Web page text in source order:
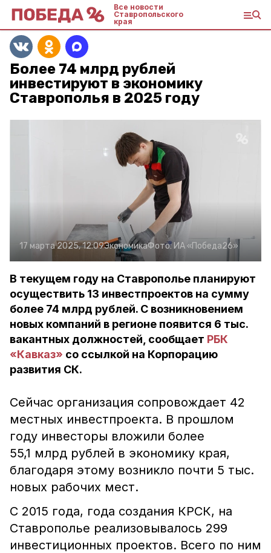
Все новости
Ставропольского
края
Более 74 млрд рублей
инвестируют в экономику
Ставрополья в 2025 году
17 марта 2025, 12:09ЭкономикаФото: ИА «Победа26»
В текущем году на Ставрополье планируют
осуществить 13 инвестпроектов на сумму
более 74 млрд рублей. С возникновением
новых компаний в регионе появится 6 тыс.
вакантных должностей, сообщает РБК
«Кавказ» со ссылкой на Корпорацию
развития СК.
Сейчас организация сопровождает 42
местных инвестпроекта. В прошлом
году инвесторы вложили более
55,1 млрд рублей в экономику края,
благодаря этому возникло почти 5 тыс.
новых рабочих мест.
С 2015 года, года создания КРСК, на
Ставрополье реализовывалось 299
инвестиционных проектов. Всего по ним